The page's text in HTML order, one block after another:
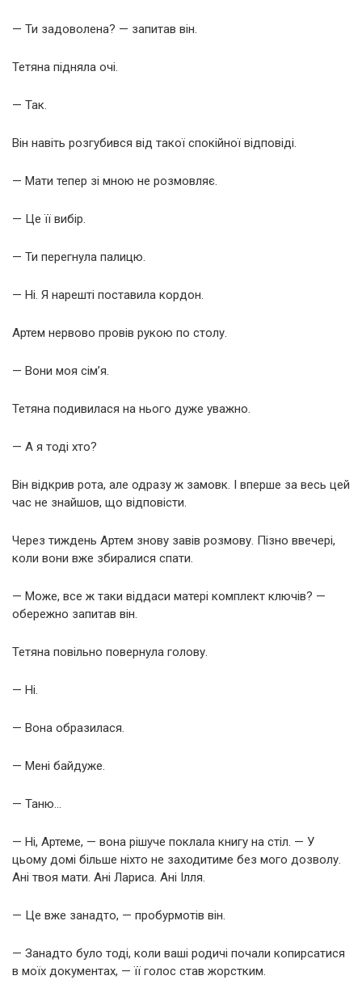
— Ти задоволена? — запитав він.
Тетяна підняла очі.
— Так.
Він навіть розгубився від такої спокійної відповіді.
— Мати тепер зі мною не розмовляє.
— Це її вибір.
— Ти перегнула палицю.
— Ні. Я нарешті поставила кордон.
Артем нервово провів рукою по столу.
— Вони моя сім’я.
Тетяна подивилася на нього дуже уважно.
— А я тоді хто?
Він відкрив рота, але одразу ж замовк. І вперше за весь цей
час не знайшов, що відповісти.
Через тиждень Артем знову завів розмову. Пізно ввечері,
коли вони вже збиралися спати.
— Може, все ж таки віддаси матері комплект ключів? —
обережно запитав він.
Тетяна повільно повернула голову.
— Ні.
— Вона образилася.
— Мені байдуже.
— Таню…
— Ні, Артеме, — вона рішуче поклала книгу на стіл. — У
цьому домі більше ніхто не заходитиме без мого дозволу.
Ані твоя мати. Ані Лариса. Ані Ілля.
— Це вже занадто, — пробурмотів він.
— Занадто було тоді, коли ваші родичі почали копирсатися
в моїх документах, — її голос став жорстким.